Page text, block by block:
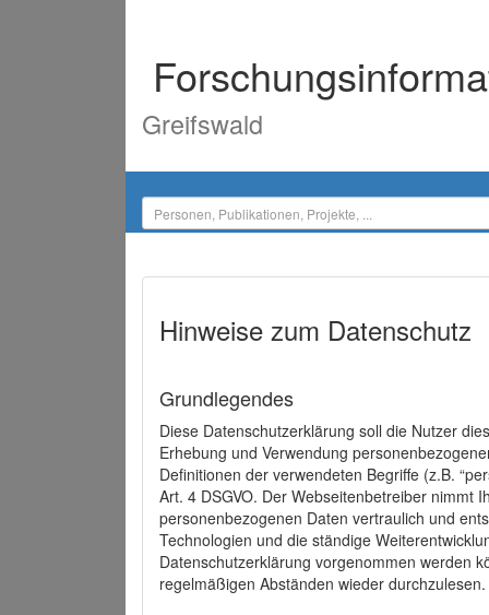
Greifswald
Hinweise zum Datenschutz
Grundlegendes
Diese Datenschutzerklärung soll die Nutzer
Erhebung und Verwendung
Definitionen der verwendeten Begriffe (z.B.
Art. 4 DSGVO. Der Webseitenbetreiber nimmt
personenbezogenen Daten vertraulich und
Technologien und die ständige
Datenschutzerklärung vorgenommen werden
regelmäßigen Abständen wieder durchzulesen.